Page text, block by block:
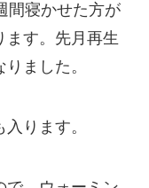
間寝かせた方が
ます。先月再生
ました。
ります。